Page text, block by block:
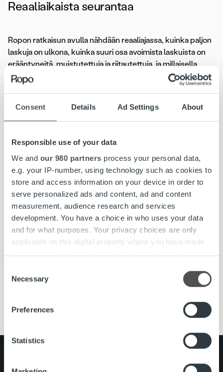
Consent Details Ad Settings About
Responsible use of your data
We and our 980 partners process your personal data,
e.g. your IP-number, using technology such as cookies to
store and access information on your device in order to
serve personalized ads and content, ad and content
measurement, audience research and services
development. You have a choice in who uses your data
and for what purposes. Your privacy choices are only
applicable on this digital property where you have made
your choices. You can change or withdraw your consent
the Privacy trigger icon.
Find out more about how your personal data is processed
and set your preferences in the
We use cookies to personalise content and ads, to
provide social media features and to analyse our traffic.
Selection
Necessary
Preferences
Statistics
Reaaliaikaista seurantaa
Ropon ratkaisun avulla nähdään reaaliajassa, kuinka paljon
laskuja on ulkona, kuinka suuri osa avoimista laskuista on
erääntyneitä, muistutettuja ja riitautettuja, ja millaisella
aikajänteellä saatavien odotetaan kotiutuvan. Tietoja
voidaan tarkastella konsernitasolla tai yhtiöittäin, ja
laskukohtaisesti. Lisäksi myös muistutus- ja perintätoimien
vaikutusta voidaan seurata joustavasti – palvelu tuottaa
määrästä ja onnistumisprosentista, hitaimmista maksajista
ja luottotappioista.
BI-palvelu on mahdollista ostaa osaksi laskujen
elinkaariratkaisua. Palvelu on osa Ropo 24 -kokonaisuutta ja
toteutettuQlikView-ympäristöön. Pohjoismaiden suurin
terveydenhuollon ja hoivapalvelujen yritysAttendo on
ensimmäisiä asiakkaita, joiden elinkaariratkaisuun
raportointipalvelu sisältyy.
BI Business intelligence